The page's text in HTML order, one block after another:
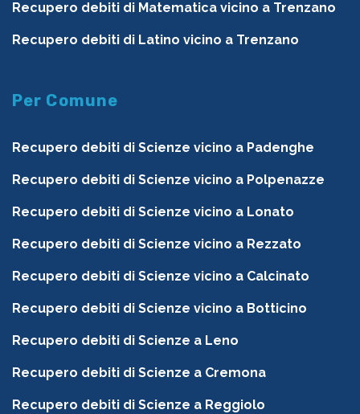
Recupero debiti di Matematica vicino a Trenzano
Recupero debiti di Latino vicino a Trenzano
Per Comune
Recupero debiti di Scienze vicino a Padenghe
Recupero debiti di Scienze vicino a Polpenazze
Recupero debiti di Scienze vicino a Lonato
Recupero debiti di Scienze vicino a Rezzato
Recupero debiti di Scienze vicino a Calcinato
Recupero debiti di Scienze vicino a Botticino
Recupero debiti di Scienze a Leno
Recupero debiti di Scienze a Cremona
Recupero debiti di Scienze a Reggiolo